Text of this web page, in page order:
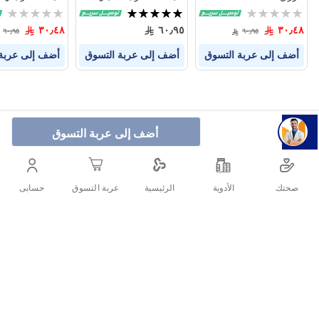
أضف إلى عربة التسوق
Rating:
0%
٣٠٫٤٨ ٦٠٫٩٥
أضف إلى عربة التسوق
محمر 3/66
تقييم:
100%
٦٠٫٩٥
أضف إلى عربة التسوق
Rating:
0%
٣٠٫٤٨ ٦٠٫٩٥
أضف إلى
صحتك الأدوية الرئيسية عربة التسوق حسابى